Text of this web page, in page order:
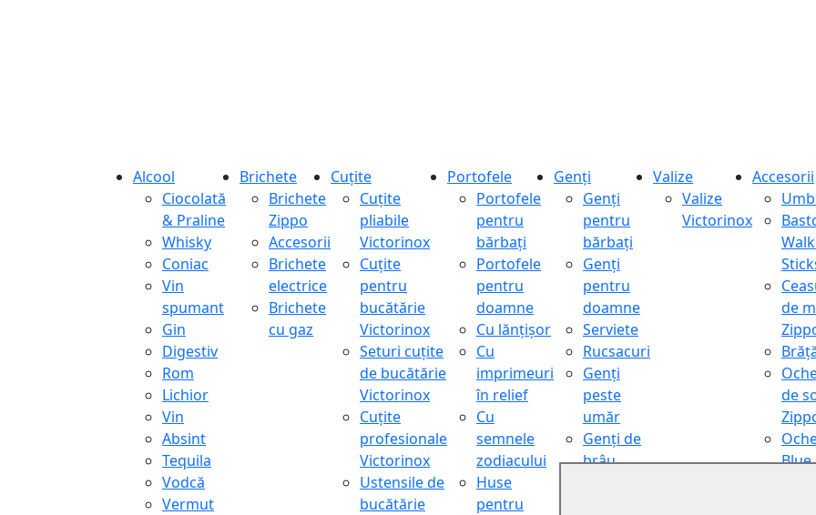
Alcool
Ciocolată
& Praline
Whisky
Coniac
Vin
spumant
Gin
Digestiv
Rom
Lichior
Vin
Absint
Tequila
Vodcă
Vermut
Brichete
Brichete
Zippo
Accesorii
Brichete
electrice
Brichete
cu gaz
Cuțite
Cuțite
pliabile
Victorinox
Cuțite
pentru
bucătărie
Victorinox
Seturi cuțite
de bucătărie
Victorinox
Cuțite
profesionale
Victorinox
Ustensile de
bucătărie
Portofele
Portofele
pentru
bărbați
Portofele
pentru
doamne
Cu lănțișor
Cu
imprimeuri
în relief
Cu
semnele
zodiacului
Huse
pentru
Genți
Genți
pentru
bărbați
Genți
pentru
doamne
Serviete
Rucsacuri
Genți
peste
umăr
Genți de
brâu
Valize
Valize
Victorinox
Accesorii
de
de
Blue